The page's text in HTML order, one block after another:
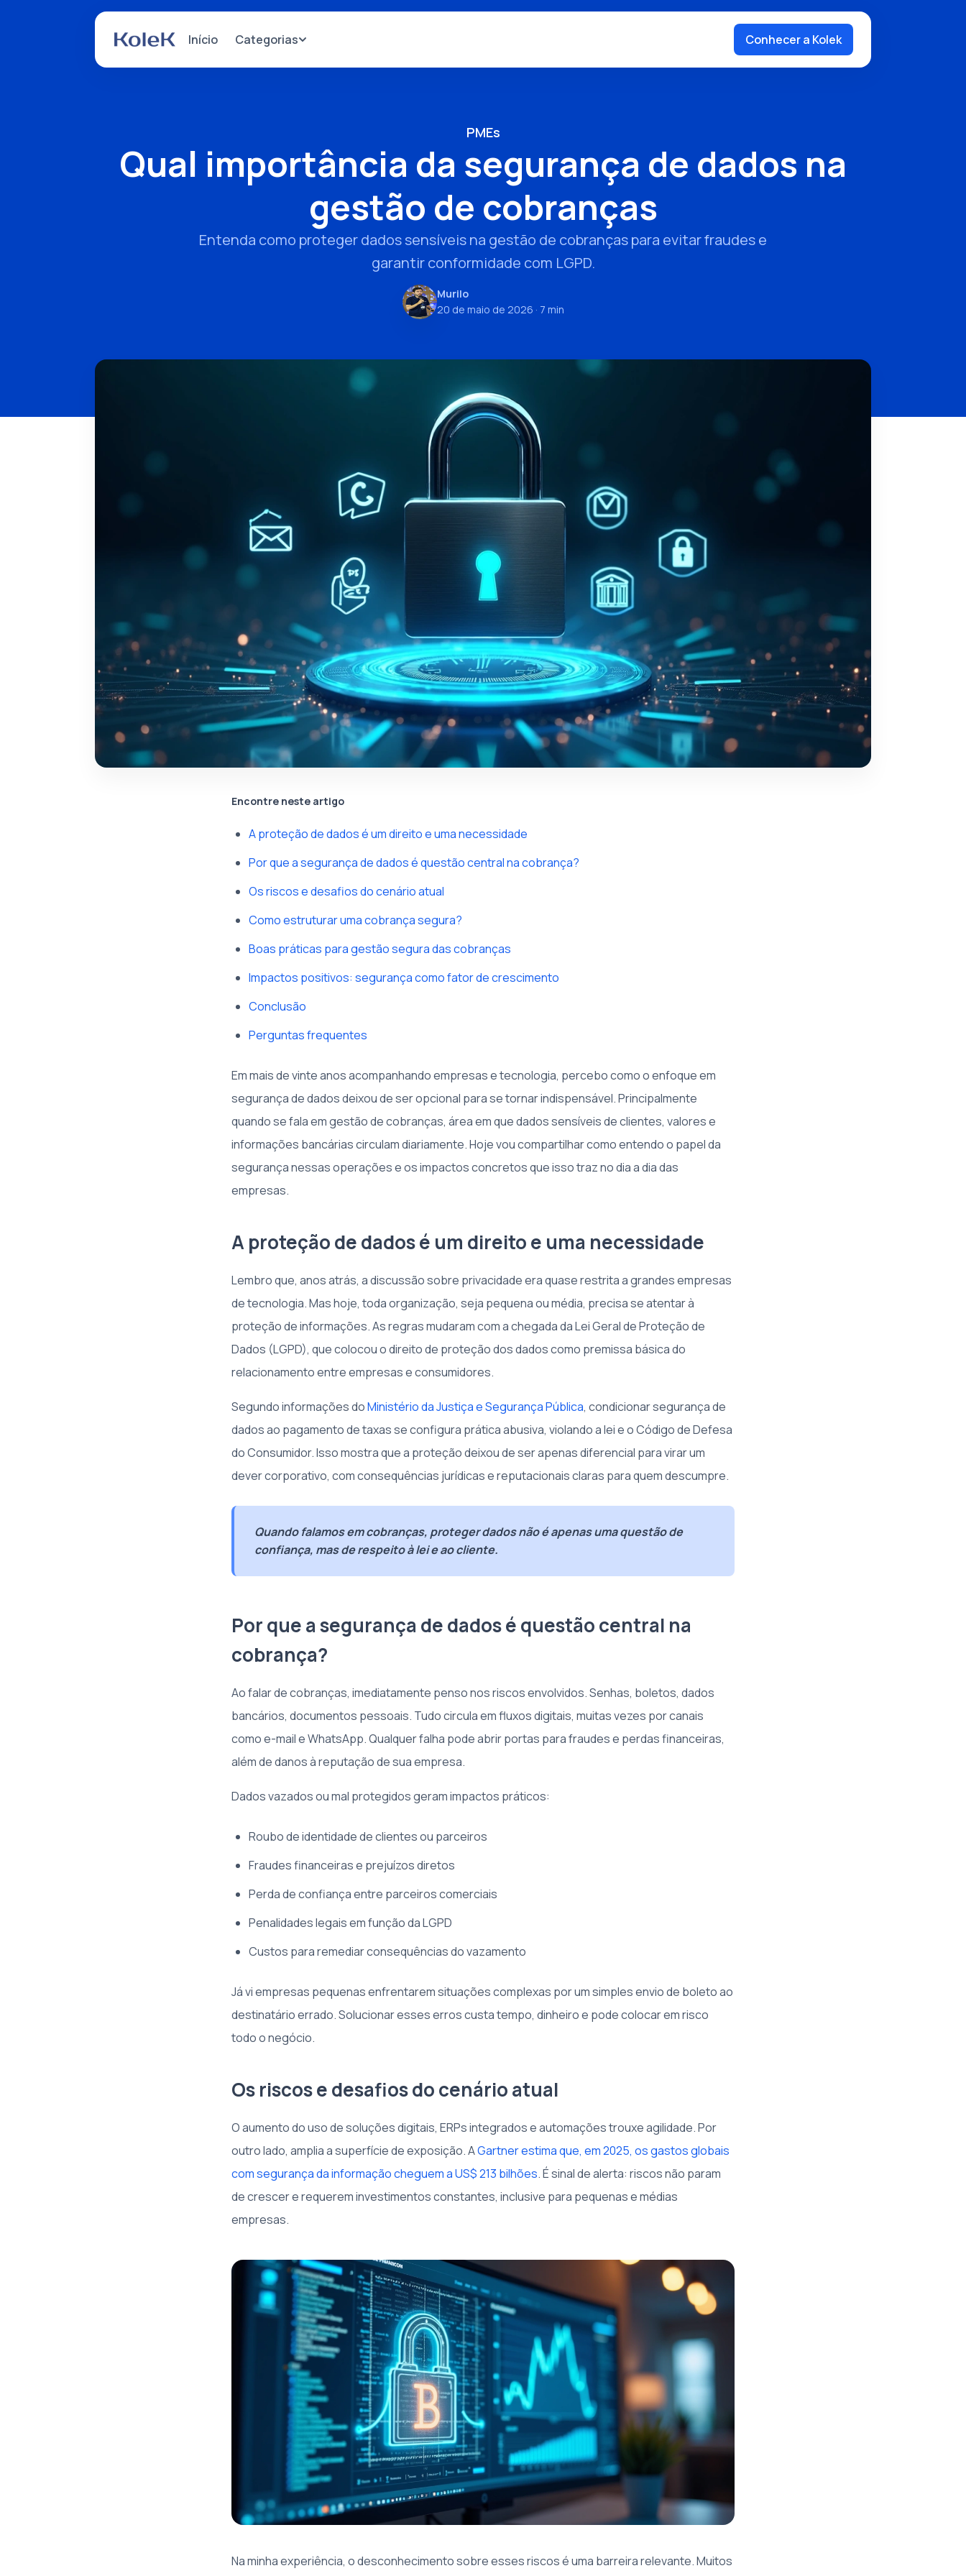
Início Categorias Conhecer a Kolek
PMEs
Qual importância da segurança de dados na
gestão de cobranças
Entenda como proteger dados sensíveis na gestão de cobranças para evitar fraudes e
garantir conformidade com LGPD.
Murilo
20 de maio de 2026 · 7 min
Encontre neste artigo
A proteção de dados é um direito e uma necessidade
Por que a segurança de dados é questão central na cobrança?
Os riscos e desafios do cenário atual
Como estruturar uma cobrança segura?
Boas práticas para gestão segura das cobranças
Impactos positivos: segurança como fator de crescimento
Conclusão
Perguntas frequentes
Em mais de vinte anos acompanhando empresas e tecnologia, percebo como o enfoque em
segurança de dados deixou de ser opcional para se tornar indispensável. Principalmente
quando se fala em gestão de cobranças, área em que dados sensíveis de clientes, valores e
informações bancárias circulam diariamente. Hoje vou compartilhar como entendo o papel da
segurança nessas operações e os impactos concretos que isso traz no dia a dia das
empresas.
A proteção de dados é um direito e uma necessidade
Lembro que, anos atrás, a discussão sobre privacidade era quase restrita a grandes empresas
de tecnologia. Mas hoje, toda organização, seja pequena ou média, precisa se atentar à
proteção de informações. As regras mudaram com a chegada da Lei Geral de Proteção de
Dados (LGPD), que colocou o direito de proteção dos dados como premissa básica do
relacionamento entre empresas e consumidores.
Segundo informações doMinistério da Justiça e Segurança Pública, condicionar segurança de
dados ao pagamento de taxas se configura prática abusiva, violando a lei e o Código de Defesa
do Consumidor. Isso mostra que a proteção deixou de ser apenas diferencial para virar um
dever corporativo, com consequências jurídicas e reputacionais claras para quem descumpre.
Quando falamos em cobranças, proteger dados não é apenas uma questão de
confiança, mas de respeito à lei e ao cliente.
Por que a segurança de dados é questão central na
cobrança?
Ao falar de cobranças, imediatamente penso nos riscos envolvidos. Senhas, boletos, dados
bancários, documentos pessoais. Tudo circula em fluxos digitais, muitas vezes por canais
como e-mail e WhatsApp. Qualquer falha pode abrir portas para fraudes e perdas financeiras,
além de danos à reputação de sua empresa.
Dados vazados ou mal protegidos geram impactos práticos:
Roubo de identidade de clientes ou parceiros
Fraudes financeiras e prejuízos diretos
Perda de confiança entre parceiros comerciais
Penalidades legais em função da LGPD
Custos para remediar consequências do vazamento
Já vi empresas pequenas enfrentarem situações complexas por um simples envio de boleto ao
destinatário errado. Solucionar esses erros custa tempo, dinheiro e pode colocar em risco
todo o negócio.
Os riscos e desafios do cenário atual
O aumento do uso de soluções digitais, ERPs integrados e automações trouxe agilidade. Por
outro lado, amplia a superfície de exposição. AGartner estima que, em 2025, os gastos globais
com segurança da informação cheguem a US$ 213 bilhões. É sinal de alerta: riscos não param
de crescer e requerem investimentos constantes, inclusive para pequenas e médias
empresas.
Na minha experiência, o desconhecimento sobre esses riscos é uma barreira relevante. Muitos